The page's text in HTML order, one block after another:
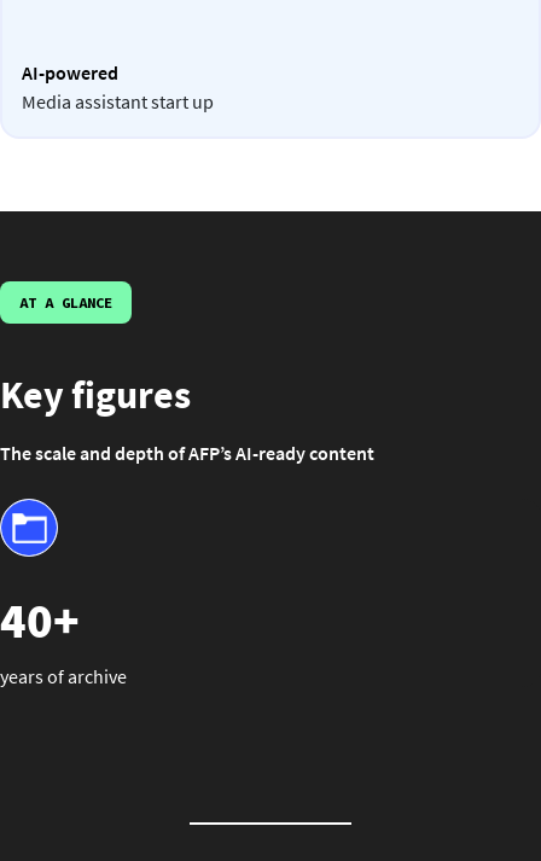
AI-powered
Media assistant start up
AT A GLANCE
Key figures
The scale and depth of AFP’s AI-ready content
40+
years of archive